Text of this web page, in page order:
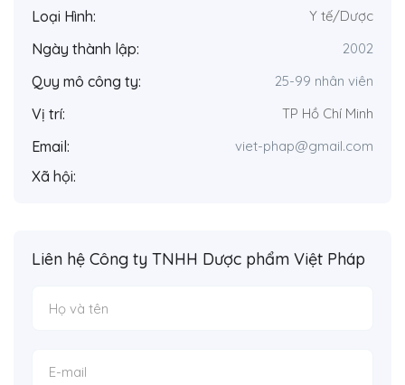
Loại Hình: Y tế/Dược
Ngày thành lập: 2002
Quy mô công ty: 25-99 nhân viên
Vị trí: TP Hồ Chí Minh
Email: viet-phap@gmail.com
Xã hội:
Liên hệ Công ty TNHH Dược phẩm Việt Pháp